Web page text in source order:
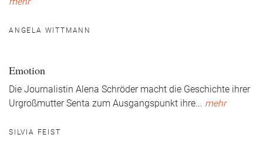
ANGELA WITTMANN
Emotion
Die Journalistin Alena Schröder macht die Geschichte ihrer
Urgroßmutter Senta zum Ausgangspunkt ihre... mehr
SILVIA FEIST